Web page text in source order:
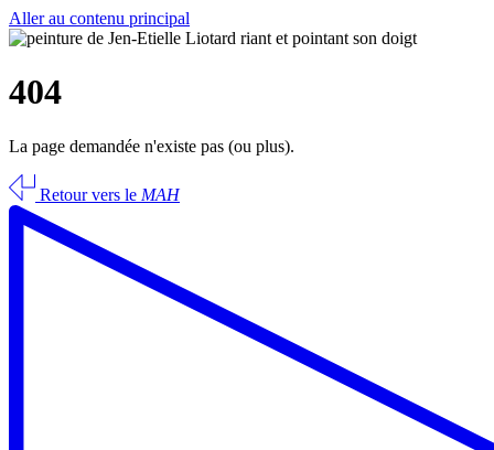
Aller au contenu principal
404
La page demandée n'existe pas (ou plus).
Retour vers le MAH